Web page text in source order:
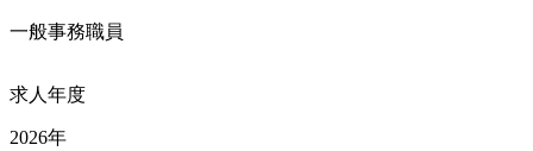
一般事務職員
求人年度
2026年